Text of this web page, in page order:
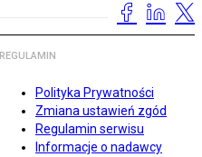
REGULAMIN
Polityka Prywatności
Zmiana ustawień zgód
Regulamin serwisu
Informacje o nadawcy